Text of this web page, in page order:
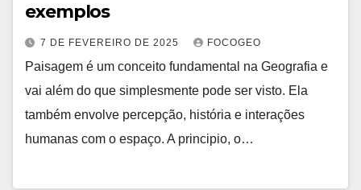
exemplos
7 DE FEVEREIRO DE 2025 FOCOGEO
Paisagem é um conceito fundamental na Geografia e
vai além do que simplesmente pode ser visto. Ela
também envolve percepção, história e interações
humanas com o espaço. A principio, o…